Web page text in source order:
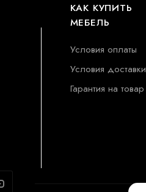
КАК КУПИТЬ
МЕБЕЛЬ
Условия оплаты
Условия доставки
Гарантия на товар